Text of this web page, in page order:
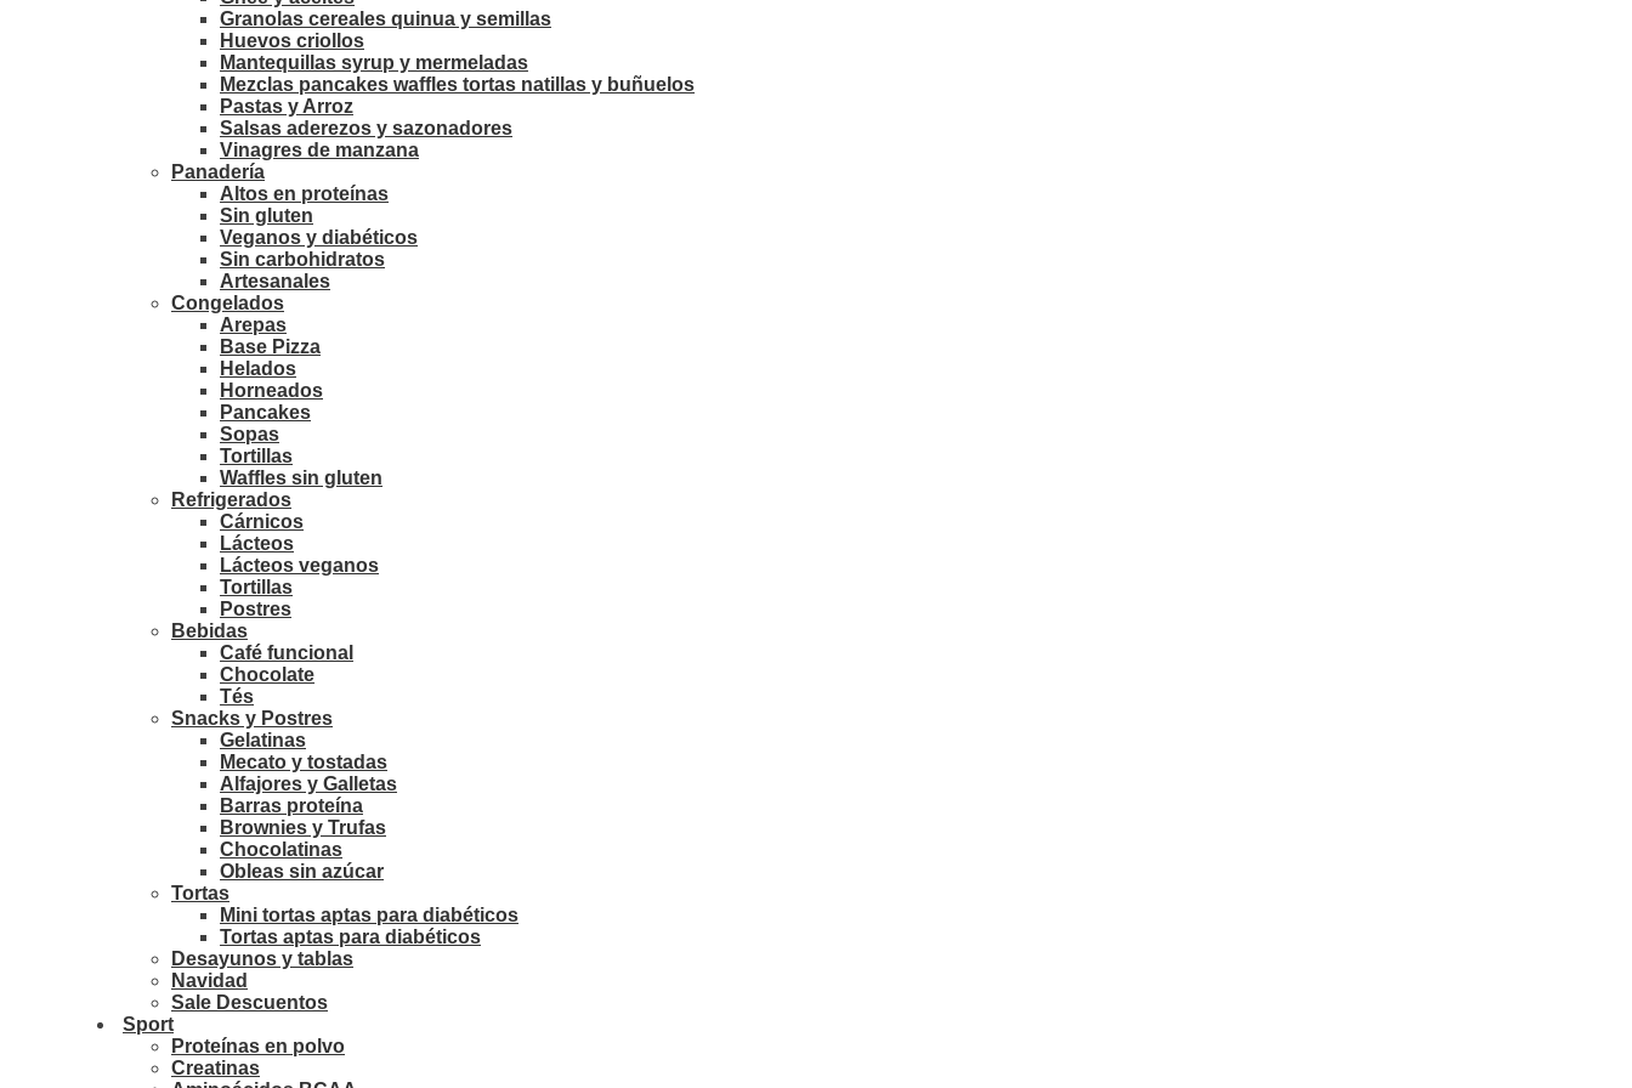
Granolas cereales quinua y semillas
Huevos criollos
Mantequillas syrup y mermeladas
Mezclas pancakes waffles tortas natillas y buñuelos
Pastas y Arroz
Salsas aderezos y sazonadores
Vinagres de manzana
Panadería
Altos en proteínas
Sin gluten
Veganos y diabéticos
Sin carbohidratos
Artesanales
Congelados
Arepas
Base Pizza
Helados
Horneados
Pancakes
Sopas
Tortillas
Waffles sin gluten
Refrigerados
Cárnicos
Lácteos
Lácteos veganos
Tortillas
Postres
Bebidas
Café funcional
Chocolate
Tés
Snacks y Postres
Gelatinas
Mecato y tostadas
Alfajores y Galletas
Barras proteína
Brownies y Trufas
Chocolatinas
Obleas sin azúcar
Tortas
Mini tortas aptas para diabéticos
Tortas aptas para diabéticos
Desayunos y tablas
Navidad
Sale Descuentos
Sport
Proteínas en polvo
Creatinas